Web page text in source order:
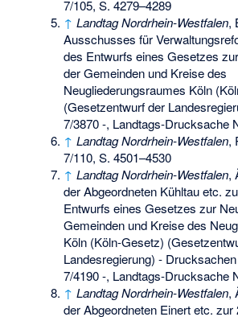
7/105, S. 4279–4289
↑ Landtag Nordrhein-Westfalen,
Ausschusses für
des Entwurfs eines Gesetzes
der Gemeinden und Kreise des
Neugliederungsraumes Köln
(Gesetzentwurf der
7/3870 -, Landtags-Drucksache
↑ Landtag Nordrhein-Westfalen,
7/110, S. 4501–4530
↑ Landtag Nordrhein-Westfalen,
der Abgeordneten Kühltau etc.
Entwurfs eines Gesetzes zur
Gemeinden und Kreise des
Köln (Köln-Gesetz)
Landesregierung) -
7/4190 -, Landtags-Drucksache
↑ Landtag Nordrhein-Westfalen,
der Abgeordneten Einert etc. zur